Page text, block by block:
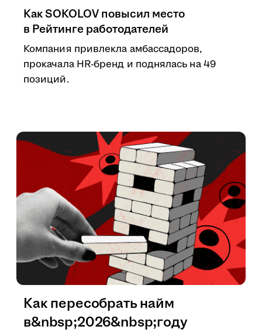
Как SOKOLOV повысил место
в Рейтинге работодателей
Компания привлекла амбассадоров,
прокачала HR-бренд и поднялась на 49
позиций.
Как пересобрать найм
в&nbsp;2026&nbsp;году